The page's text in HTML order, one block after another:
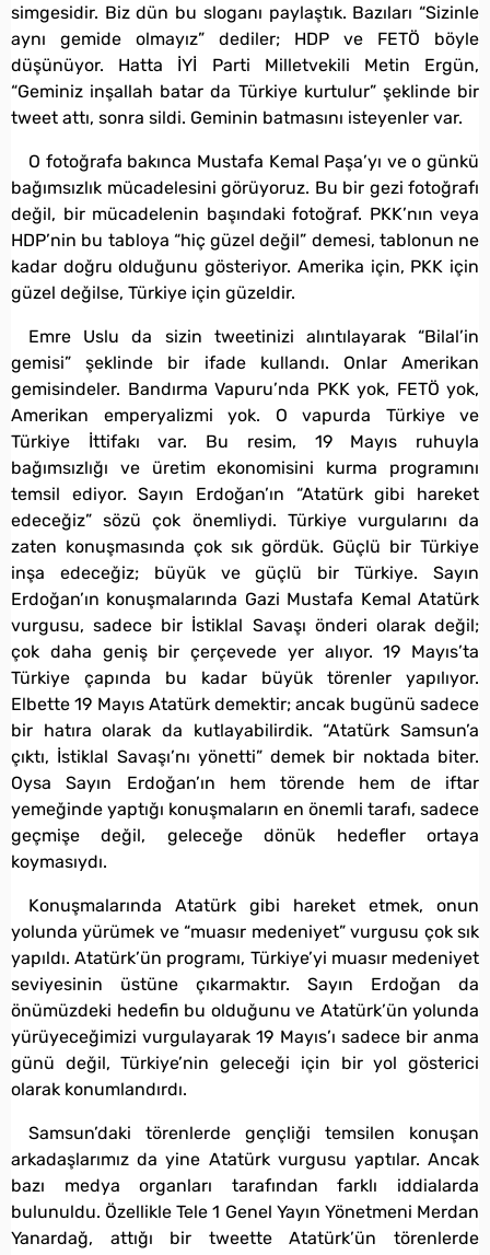
simgesidir. Biz dün bu sloganı paylaştık. Bazıları “Sizinle
aynı gemide olmayız” dediler; HDP ve FETÖ böyle
düşünüyor. Hatta İYİ Parti Milletvekili Metin Ergün,
“Geminiz inşallah batar da Türkiye kurtulur” şeklinde bir
tweet attı, sonra sildi. Geminin batmasını isteyenler var.
O fotoğrafa bakınca Mustafa Kemal Paşa’yı ve o günkü
bağımsızlık mücadelesini görüyoruz. Bu bir gezi fotoğrafı
değil, bir mücadelenin başındaki fotoğraf. PKK’nın veya
HDP’nin bu tabloya “hiç güzel değil” demesi, tablonun ne
kadar doğru olduğunu gösteriyor. Amerika için, PKK için
güzel değilse, Türkiye için güzeldir.
Emre Uslu da sizin tweetinizi alıntılayarak “Bilal’in
gemisi” şeklinde bir ifade kullandı. Onlar Amerikan
gemisindeler. Bandırma Vapuru’nda PKK yok, FETÖ yok,
Amerikan emperyalizmi yok. O vapurda Türkiye ve
Türkiye İttifakı var. Bu resim, 19 Mayıs ruhuyla
bağımsızlığı ve üretim ekonomisini kurma programını
temsil ediyor. Sayın Erdoğan’ın “Atatürk gibi hareket
edeceğiz” sözü çok önemliydi. Türkiye vurgularını da
zaten konuşmasında çok sık gördük. Güçlü bir Türkiye
inşa edeceğiz; büyük ve güçlü bir Türkiye. Sayın
Erdoğan’ın konuşmalarında Gazi Mustafa Kemal Atatürk
vurgusu, sadece bir İstiklal Savaşı önderi olarak değil;
çok daha geniş bir çerçevede yer alıyor. 19 Mayıs’ta
Türkiye çapında bu kadar büyük törenler yapılıyor.
Elbette 19 Mayıs Atatürk demektir; ancak bugünü sadece
bir hatıra olarak da kutlayabilirdik. “Atatürk Samsun’a
çıktı, İstiklal Savaşı’nı yönetti” demek bir noktada biter.
Oysa Sayın Erdoğan’ın hem törende hem de iftar
yemeğinde yaptığı konuşmaların en önemli tarafı, sadece
geçmişe değil, geleceğe dönük hedefler ortaya
koymasıydı.
Konuşmalarında Atatürk gibi hareket etmek, onun
yolunda yürümek ve “muasır medeniyet” vurgusu çok sık
yapıldı. Atatürk’ün programı, Türkiye’yi muasır medeniyet
seviyesinin üstüne çıkarmaktır. Sayın Erdoğan da
önümüzdeki hedefin bu olduğunu ve Atatürk’ün yolunda
yürüyeceğimizi vurgulayarak 19 Mayıs’ı sadece bir anma
günü değil, Türkiye’nin geleceği için bir yol gösterici
olarak konumlandırdı.
Samsun’daki törenlerde gençliği temsilen konuşan
arkadaşlarımız da yine Atatürk vurgusu yaptılar. Ancak
bazı medya organları tarafından farklı iddialarda
bulunuldu. Özellikle Tele 1 Genel Yayın Yönetmeni Merdan
Yanardağ, attığı bir tweette Atatürk’ün törenlerde